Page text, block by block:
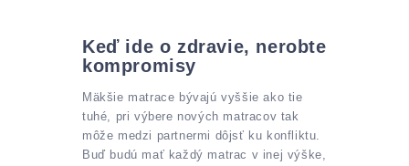
Keď ide o zdravie, nerobte
kompromisy
Mäkšie matrace bývajú vyššie ako tie
tuhé, pri výbere nových matracov tak
môže medzi partnermi dôjsť ku konfliktu.
Buď budú mať každý matrac v inej výške,